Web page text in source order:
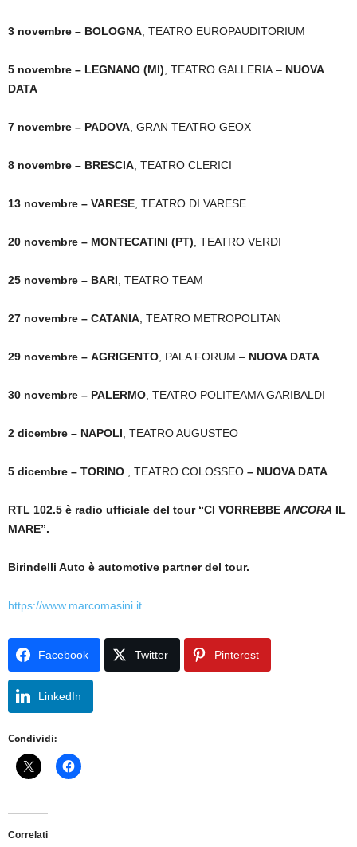
3 novembre – BOLOGNA , TEATRO EUROPAUDITORIUM
5 novembre – LEGNANO (MI) , TEATRO GALLERIA – NUOVA
DATA
7 novembre – PADOVA , GRAN TEATRO GEOX
8 novembre – BRESCIA , TEATRO CLERICI
13 novembre – VARESE , TEATRO DI VARESE
20 novembre – MONTECATINI (PT) , TEATRO VERDI
25 novembre – BARI , TEATRO TEAM
27 novembre – CATANIA , TEATRO METROPOLITAN
29 novembre – AGRIGENTO , PALA FORUM – NUOVA DATA
30 novembre – PALERMO , TEATRO POLITEAMA GARIBALDI
2 dicembre – NAPOLI , TEATRO AUGUSTEO
5 dicembre – TORINO , TEATRO COLOSSEO – NUOVA DATA
RTL 102.5 è radio ufficiale del tour “CI VORREBBE ANCORA IL
MARE”.
Birindelli Auto è automotive partner del tour.
https://www.marcomasini.it
Facebook Twitter Pinterest
LinkedIn
Condividi:
Correlati